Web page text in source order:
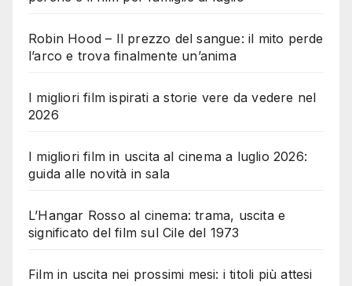
Robin Hood – Il prezzo del sangue: il mito perde
l’arco e trova finalmente un’anima
I migliori film ispirati a storie vere da vedere nel
2026
I migliori film in uscita al cinema a luglio 2026:
guida alle novità in sala
L’Hangar Rosso al cinema: trama, uscita e
significato del film sul Cile del 1973
Film in uscita nei prossimi mesi: i titoli più attesi